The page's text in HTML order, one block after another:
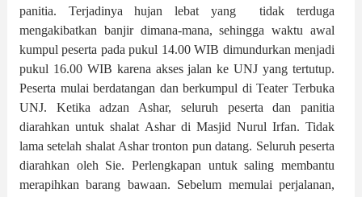
panitia.
Terjadinya hujan lebat yang tidak terduga
mengakibatkan banjir dimana-mana, sehingga waktu awal
kumpul peserta pada pukul 14.00 WIB dimundurkan menjadi
pukul 16.00 WIB karena akses jalan ke UNJ yang tertutup.
Peserta mulai berdatangan dan berkumpul di Teater Terbuka
UNJ. Ketika adzan Ashar, seluruh peserta dan panitia
diarahkan untuk shalat Ashar di Masjid Nurul Irfan.Tidak
lama setelah shalat Ashar tronton pun datang. Seluruh peserta
diarahkan oleh Sie. Perlengkapan untuk saling membantu
merapihkan barang bawaan. Sebelum memulai perjalanan,